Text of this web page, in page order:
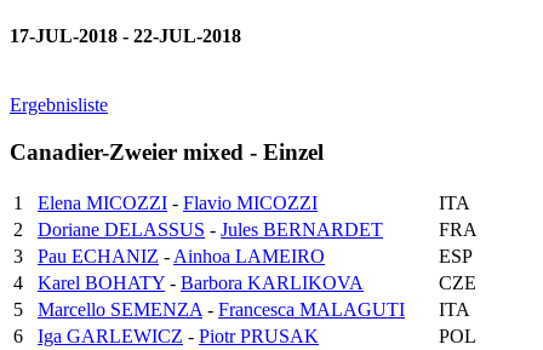
17-JUL-2018 - 22-JUL-2018
Ergebnisliste
Canadier-Zweier mixed - Einzel
1 Elena MICOZZI - Flavio MICOZZI
ITA
2
Doriane DELASSUS - Jules BERNARDET
FRA
3
Pau ECHANIZ - Ainhoa LAMEIRO
ESP
4
Karel BOHATY - Barbora KARLIKOVA
CZE
5
Marcello SEMENZA - Francesca MALAGUTI
ITA
6
Iga GARLEWICZ - Piotr PRUSAK
POL